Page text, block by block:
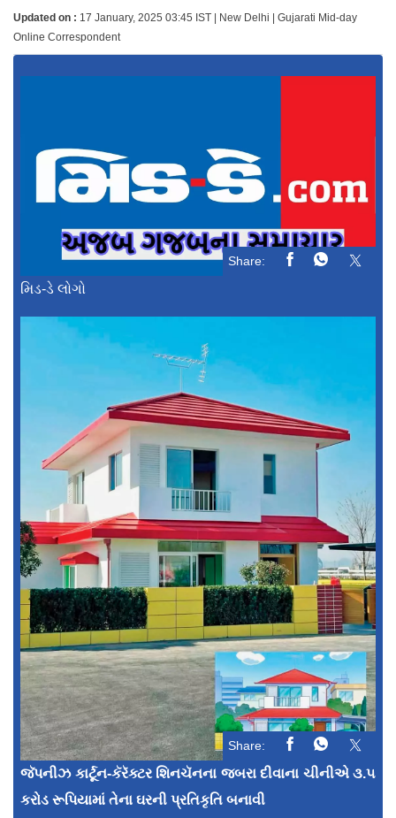
Updated on : 17 January, 2025 03:45 IST | New Delhi | Gujarati Mid-day
Online Correspondent
Share:
મિડ-ડે લોગો
Share:
જૅપનીઝ કાર્ટૂન-કૅરૅક્ટર શિનચૅનના જબરા દીવાના ચીનીએ ૩.૫
કરોડ રૂપિયામાં તેના ઘરની પ્રતિકૃતિ બનાવી